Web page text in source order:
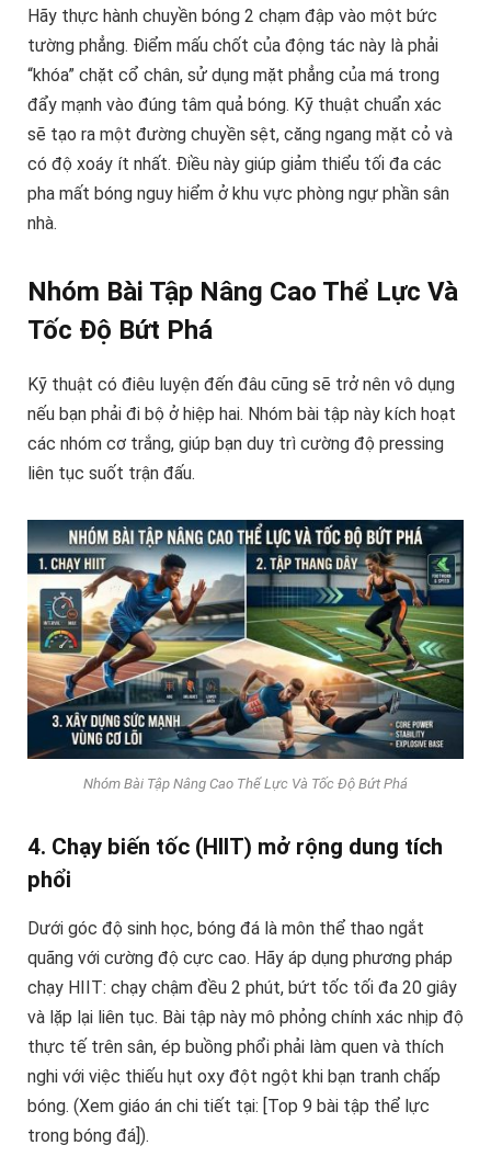
Hãy thực hành chuyền bóng 2 chạm đập vào một bức
tường phẳng. Điểm mấu chốt của động tác này là phải
“khóa” chặt cổ chân, sử dụng mặt phẳng của má trong
đẩy mạnh vào đúng tâm quả bóng. Kỹ thuật chuẩn xác
sẽ tạo ra một đường chuyền sệt, căng ngang mặt cỏ và
có độ xoáy ít nhất. Điều này giúp giảm thiểu tối đa các
pha mất bóng nguy hiểm ở khu vực phòng ngự phần sân
nhà.
Nhóm Bài Tập Nâng Cao Thể Lực Và
Tốc Độ Bứt Phá
Kỹ thuật có điêu luyện đến đâu cũng sẽ trở nên vô dụng
nếu bạn phải đi bộ ở hiệp hai. Nhóm bài tập này kích hoạt
các nhóm cơ trắng, giúp bạn duy trì cường độ pressing
liên tục suốt trận đấu.
Nhóm Bài Tập Nâng Cao Thể Lực Và Tốc Độ Bứt Phá
4. Chạy biến tốc (HIIT) mở rộng dung tích
phổi
Dưới góc độ sinh học, bóng đá là môn thể thao ngắt
quãng với cường độ cực cao. Hãy áp dụng phương pháp
chạy HIIT: chạy chậm đều 2 phút, bứt tốc tối đa 20 giây
và lặp lại liên tục. Bài tập này mô phỏng chính xác nhịp độ
thực tế trên sân, ép buồng phổi phải làm quen và thích
nghi với việc thiếu hụt oxy đột ngột khi bạn tranh chấp
bóng. (Xem giáo án chi tiết tại: [Top 9 bài tập thể lực
trong bóng đá]).